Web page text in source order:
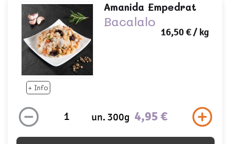
+ Info
Amanida Empedrat
Bacalalo
16,50 €/ kg
un. 300g 4,95 €